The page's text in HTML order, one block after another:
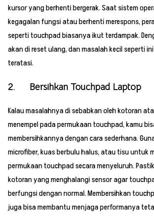
kursor yang berhenti bergerak. Saat sistem
kegagalan fungsi atau berhenti merespons,
seperti touchpad biasanya ikut terdampak.
akan di reset ulang, dan masalah kecil seperti
teratasi.
2. Bersihkan Touchpad Laptop
Kalau masalahnya di sebabkan oleh kotoran
menempel pada permukaan touchpad, kamu
membersihkannya dengan cara sederhana.
microfiber, kuas berbulu halus, atau tisu untuk
permukaan touchpad secara menyeluruh.
kotoran yang menghalangi sensor agar
berfungsi dengan normal. Membersihkan
juga bisa membantu menjaga performanya